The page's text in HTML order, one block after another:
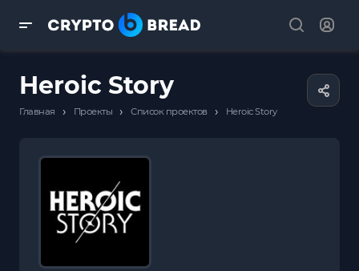
Heroic Story
Главная › Проекты › Список проектов › Heroic Story